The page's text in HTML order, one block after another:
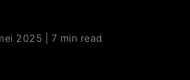
2025 7 min read